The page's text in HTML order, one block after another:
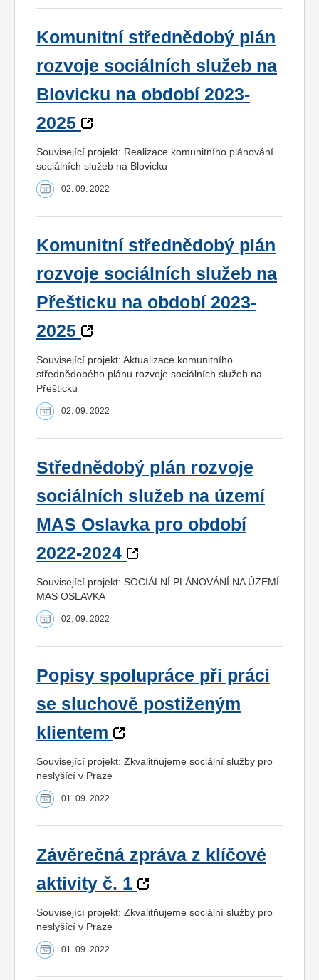
Komunitní střednědobý plán
rozvoje sociálních služeb na
Blovicku na období 2023-
2025
Související projekt: Realizace komunitního plánování
sociálních služeb na Blovicku
02. 09. 2022
Komunitní střednědobý plán
rozvoje sociálních služeb na
Přešticku na období 2023-
2025
Související projekt: Aktualizace komunitního
střednědobého plánu rozvoje sociálních služeb na
Přešticku
02. 09. 2022
Střednědobý plán rozvoje
sociálních služeb na území
MAS Oslavka pro období
2022-2024
Související projekt: SOCIÁLNÍ PLÁNOVÁNÍ NA ÚZEMÍ
MAS OSLAVKA
02. 09. 2022
Popisy spolupráce při práci
se sluchově postiženým
klientem
Související projekt: Zkvalitňujeme sociální služby pro
neslyšící v Praze
01. 09. 2022
Závěrečná zpráva z klíčové
aktivity č. 1
Související projekt: Zkvalitňujeme sociální služby pro
neslyšící v Praze
01. 09. 2022